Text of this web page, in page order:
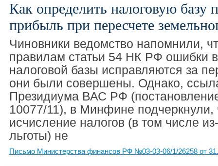
Как определить налоговую базу
прибыль при пересчете
Чиновники ведомство напомнили,
правилам статьи 54 НК РФ ошибки
налоговой базы исправляются за
они были совершены. Однако,
Президиума ВАС РФ
10077/11), в Минфине подчеркнули,
исчисление налогов (в том числе
льготы) не
Письмо Министерства финансов РФ №03-03-06/1/26258 от